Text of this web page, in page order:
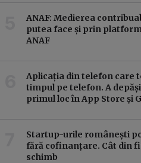
ANAF: Medierea
putea face și prin
ANAF
Aplicația din telefon care
timpul pe telefon. A
primul loc în App Store și
Startup-urile românești
fără cofinanțare. Cât din
schimb